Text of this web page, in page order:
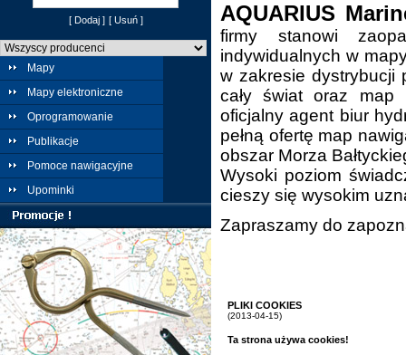
[ Dodaj ] [ Usuń ]
Mapy
Mapy elektroniczne
Oprogramowanie
Publikacje
Pomoce nawigacyjne
Upominki
AQUARIUS
firmy stanowi
indywidualnych w
w zakresie dystrybucji
cały świat oraz map
oficjalny agent biur
pełną ofertę map
obszar Morza
Wysoki poziom
cieszy się wysokim
Zapraszamy do
PLIKI COOKIES
(2013-04-15)
Ta strona używa cookies!